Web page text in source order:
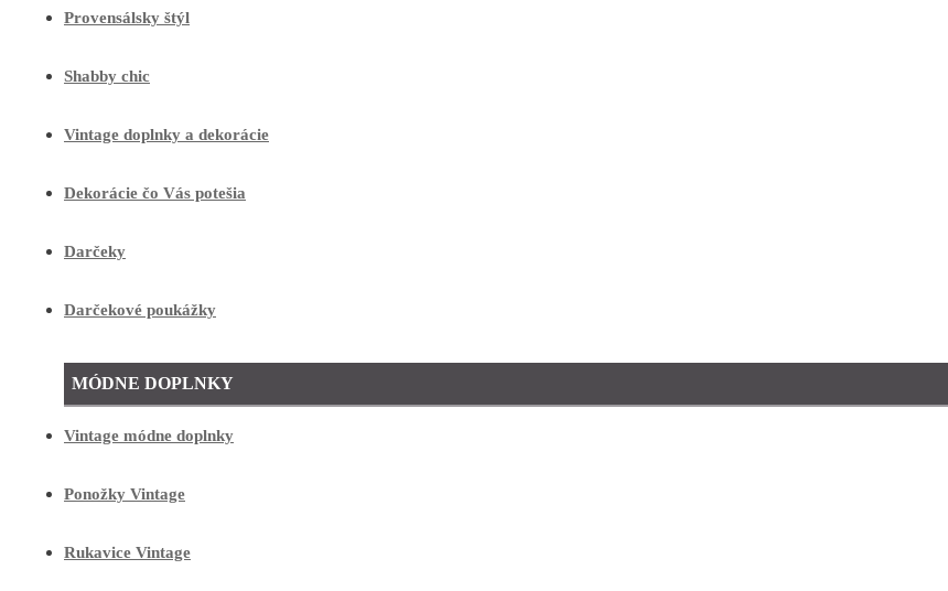
Provensálsky štýl
Shabby chic
Vintage doplnky a dekorácie
Dekorácie čo Vás potešia
Darčeky
Darčekové poukážky
MÓDNE DOPLNKY
Vintage módne doplnky
Ponožky Vintage
Rukavice Vintage